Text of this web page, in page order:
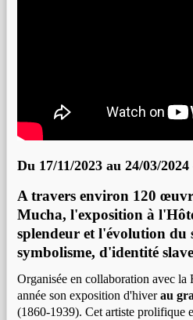
Du 17/11/2023 au 24/03/2024
A travers environ 120
Mucha, l'exposition à
splendeur et l'évolution du
symbolisme, d'identité
Organisée en collaboration avec
année son exposition d'hiverau
(1860-1939). Cet artiste prolifique